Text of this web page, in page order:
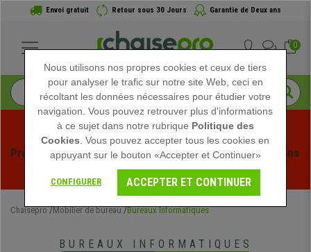
Envoi gratuit Retour sous 30 Jours Garantie de Deux ans
0
Profitez des soldes d'été chez Chaisepro ! Des réductions
exclusives pour une durée limitée - Voir l'offre
Chaisepro Mobilier de bureau Bureaux Informatiques
BUREAUX INFORMATIQUES
Nous utilisons nos propres cookies et ceux de tiers
pour analyser le trafic sur notre site Web, ceci en
récoltant les données nécessaires pour étudier votre
navigation. Vous pouvez retrouver plus d'informations
à ce sujet dans notre rubrique Politique des
Cookies . Vous pouvez accepter tous les cookies en
appuyant sur le bouton «Accepter et Continuer»
CONFIGURER ACCEPTER ET CONTINUER